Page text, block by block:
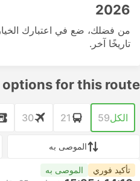
2026
من فضلك، ضع في اعتبارك
تاريخًا آخر.
for this route
الكل59
21
30
الموصى به
تأكيد فوري الموصى به